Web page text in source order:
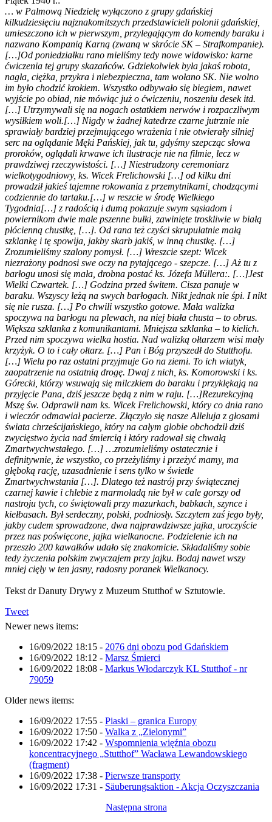
… w Palmową Niedzielę wyłączono z grupy gdańskiej
kilkudziesięciu najznakomitszych przedstawicieli polonii gdańskiej,
umieszczono ich w pierwszym, przylegającym do komendy baraku i
nazwano Kompanią Karną (zwaną w skrócie SK – Strafkompanie).
[…]Od poniedziałku rano mieliśmy tedy nowe widowisko: karne
ćwiczenia tej grupy skazańców. Gdziekolwiek była jakaś robota,
nagła, ciężka, przykra i niebezpieczna, tam wołano SK. Nie wolno
im było chodzić krokiem. Wszystko odbywało się biegiem, nawet
wyjście po obiad, nie mówiąc już o ćwiczeniu, noszeniu desek itd.
[…] Utrzymywali się na nogach ostatkiem nerwów i rozpaczliwym
wysiłkiem woli.[…] Nigdy w żadnej katedrze czarne jutrznie nie
sprawiały bardziej przejmującego wrażenia i nie otwierały silniej
serc na oglądanie Męki Pańskiej, jak tu, gdyśmy szepcząc słowa
proroków, oglądali krwawe ich ilustracje nie na filmie, lecz w
prawdziwej rzeczywistości. […] Niestrudzony ceremoniarz
wielkotygodniowy, ks. Wicek Frelichowski […] od kilku dni
prowadził jakieś tajemne rokowania z przemytnikami, chodzącymi
codziennie do tartaku.[…] w reszcie w środę Wielkiego
Tygodnia[…] z radością i dumą pokazuje swym sąsiadom i
powiernikom dwie małe pszenne bułki, zawinięte troskliwie w białą
płócienną chustkę, […]. Od rana też czyści skrupulatnie małą
szklankę i tę spowija, jakby skarb jakiś, w inną chustkę. […]
Zrozumieliśmy szalony pomysł. […] Wreszcie szept: Wicek
niezrażony podnosi swe oczy na pytającego - szepcze. […] Aż tu z
barłogu unosi się mała, drobna postać ks. Józefa Müllera:. […]Jest
Wielki Czwartek. […] Godzina przed świtem. Cisza panuje w
baraku. Wszyscy leżą na swych barłogach. Nikt jednak nie śpi. I nikt
się nie rusza. […] Po chwili wszystko gotowe. Mała walizka
spoczywa na barłogu na plewach, na niej biała chusta – to obrus.
Większa szklanka z komunikantami. Mniejsza szklanka – to kielich.
Przed nim spoczywa wielka hostia. Nad walizką ołtarzem wisi mały
krzyżyk. O to i cały ołtarz. […] Pan i Bóg przyszedł do Stutthofu.
[…] Wielu po raz ostatni przyjmuje Go na ziemi. To ich wiatyk,
zaopatrzenie na ostatnią drogę. Dwaj z nich, ks. Komorowski i ks.
Górecki, którzy wsuwają się milczkiem do baraku i przyklękają na
przyjęcie Pana, dziś jeszcze będą z nim w raju. […]Rezurekcyjną
Mszę św. Odprawił nam ks. Wicek Frelichowski, który co dnia rano
i wieczór odmawiał pacierze. Złączyło się nasze Alleluja z głosami
świata chrześcijańskiego, który na całym globie obchodził dziś
zwycięstwo życia nad śmiercią i który radował się chwałą
Zmartwychwstałego. […] …zrozumieliśmy ostatecznie i
definitywnie, że wszystko, co przeżyliśmy i przeżyć mamy, ma
głęboką rację, uzasadnienie i sens tylko w świetle
Zmartwychwstania […]. Dlatego też nastrój przy świątecznej
czarnej kawie i chlebie z marmoladą nie był w cale gorszy od
nastroju tych, co świętowali przy mazurkach, babkach, szynce i
kiełbasach. Był serdeczny, polski, podniosły. Szczytem zaś jego były,
jakby cudem sprowadzone, dwa najprawdziwsze jajka, uroczyście
przez nas poświęcone, jajka wielkanocne. Podzielenie ich na
przeszło 200 kawałków udało się znakomicie. Składaliśmy sobie
tedy życzenia polskim zwyczajem przy jajku. Bodaj nawet wszy
mniej cięły w ten jasny, radosny poranek Wielkanocy.
Tekst dr Danuty Drywy z Muzeum Stutthof w Sztutowie.
Tweet
Newer news items:
16/09/2022 18:15 - 2076 dni obozu pod Gdańskiem
16/09/2022 18:12 - Marsz Śmierci
16/09/2022 18:08 - Markus Włodarczyk KL Stutthof - nr
79059
Older news items:
16/09/2022 17:55 - Piaski – granica Europy
16/09/2022 17:50 - Walka z „Zielonymi”
16/09/2022 17:42 - Wspomnienia więźnia obozu
koncentracyjnego „Stutthof” Wacława Lewandowskiego
(fragment)
16/09/2022 17:38 - Pierwsze transporty
16/09/2022 17:31 - Säuberungsaktion - Akcja Oczyszczania
Następna strona